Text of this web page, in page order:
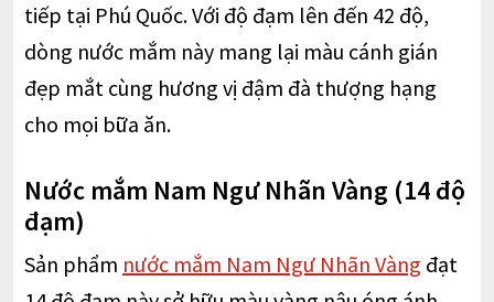
tiếp tại Phú Quốc. Với độ đạm lên đến 42 độ,
dòng nước mắm này mang lại màu cánh gián
đẹp mắt cùng hương vị đậm đà thượng hạng
cho mọi bữa ăn.
Nước mắm Nam Ngư Nhãn Vàng (14 độ
đạm)
Sản phẩm nước mắm Nam Ngư Nhãn Vàng đạt